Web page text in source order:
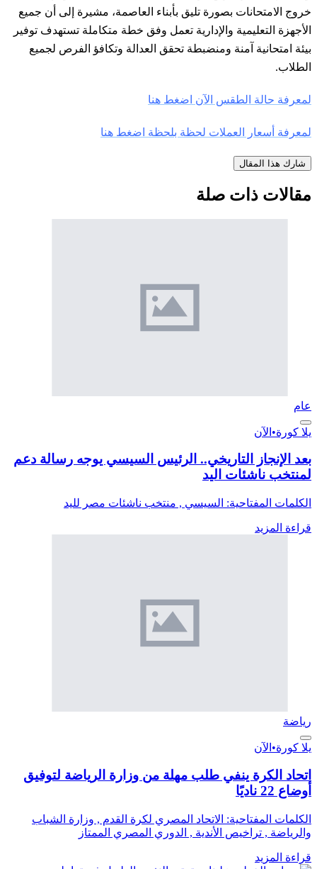
خروج الامتحانات بصورة تليق بأبناء العاصمة، مشيرة إلى أن جميع
الأجهزة التعليمية والإدارية تعمل وفق خطة متكاملة تستهدف توفير
بيئة امتحانية آمنة ومنضبطة تحقق العدالة وتكافؤ الفرص لجميع
الطلاب.
لمعرفة حالة الطقس الآن اضغط هنا
لمعرفة أسعار العملات لحظة بلحظة اضغط هنا
شارك هذا المقال
مقالات ذات صلة
عام
يلا كورة• الآن
بعد الإنجاز التاريخي.. الرئيس السيسي يوجه رسالة دعم
لمنتخب ناشئات اليد
الكلمات المفتاحية: السيسي , منتخب ناشئات مصر لليد
قراءة المزيد
رياضة
يلا كورة• الآن
اتحاد الكرة ينفي طلب مهلة من وزارة الرياضة لتوفيق
أوضاع 22 ناديًا
الكلمات المفتاحية: الاتحاد المصري لكرة القدم , وزارة الشباب
والرياضة , تراخيص الأندية , الدوري المصري الممتاز
قراءة المزيد